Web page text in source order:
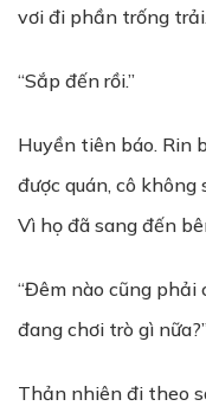
vơi đi phần trống
“Sắp đến rồi.”
Huyền tiên báo. Rin
được quán, cô
Vì họ đã sang đến
“Đêm nào cũng phải
đang chơi trò gì
Thản nhiên đi theo